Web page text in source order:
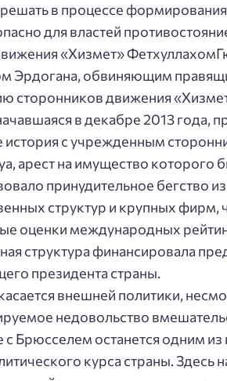
в процессе формирования
для властей
«Хизмет»
Эрдогана, обвиняющим
сторонников движения
в декабре 2013 года,
история с учрежденным
арест на имущество которого
принудительное бегство
структур и крупных
оценки международных
структура финансировала
президента страны.
внешней политики,
недовольство
с Брюсселем останется одним
курса страны. Здесь